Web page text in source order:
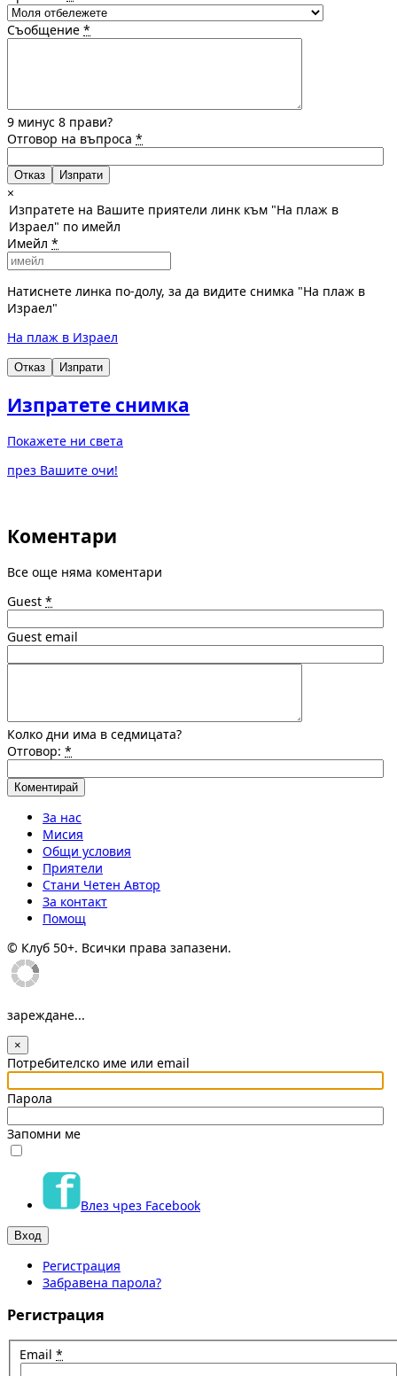
Съобщение *
9 минус 8 прави?
Отговор на въпроса *
Отказ
×
Изпратете на Вашите приятели линк към "На плаж в
Израел" по имейл
Имейл *
Натиснете линка по-долу, за да видите снимка "На плаж в
Израел"
На плаж в Израел
Отказ Изпрати
Изпратете снимка
Покажете ни света
през Вашите очи!
Коментари
Все още няма коментари
Guest *
Guest email
Колко дни има в седмицата?
Отговор: *
За нас
Мисия
Общи условия
Приятели
Стани Четен Автор
За контакт
Помощ
© Клуб 50+. Всички права запазени.
зареждане...
×
Потребителско име или email
Парола
Запомни ме
Влез чрез Facebook
Регистрация
Забравена парола?
Регистрация
Email*